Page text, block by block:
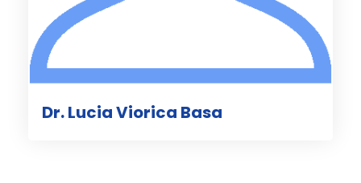
Dr. Lucia Viorica Basa